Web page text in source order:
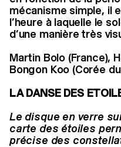
mécanisme simple, il
l’heure à laquelle le
d’une manière très
Martin Bolo (France),
Bongon Koo (Corée
LA DANSE DES
Le disque en verre
carte des étoiles
précise des